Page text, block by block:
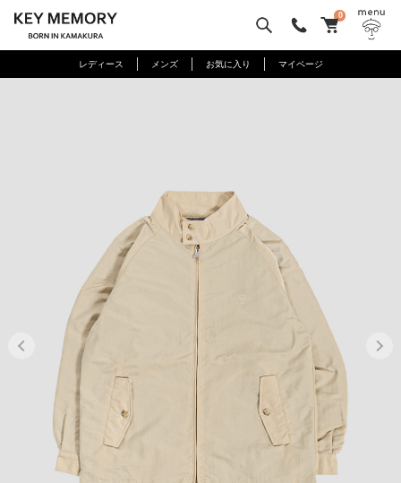
0
レディース メンズ お気に入り マイページ